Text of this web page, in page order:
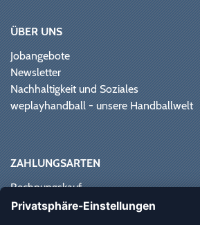
ÜBER UNS
Jobangebote
Newsletter
Nachhaltigkeit und Soziales
weplayhandball - unsere Handballwelt
ZAHLUNGSARTEN
Rechnungskauf
Paypal